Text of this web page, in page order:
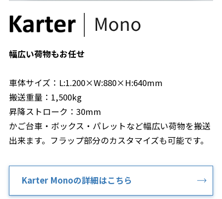
幅広い荷物もお任せ
車体サイズ：L:1.200×W:880×H:640mm
搬送重量：1,500kg
昇降ストローク：30mm
かご台車・ボックス・パレットなど幅広い荷物を搬送
出来ます。フラップ部分のカスタマイズも可能です。
Karter Monoの詳細はこちら